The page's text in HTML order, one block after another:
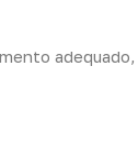
adequado,